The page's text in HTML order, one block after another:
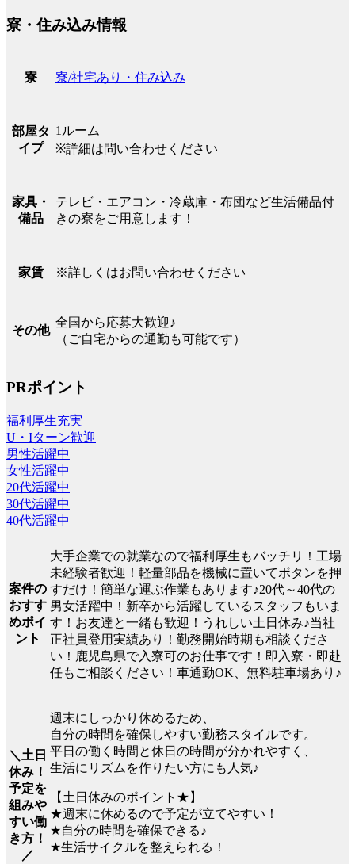
寮・住み込み情報
寮 寮/社宅あり・住み込み
部屋タ
イプ
1ルーム
※詳細は問い合わせください
家具・
備品
テレビ・エアコン・冷蔵庫・布団など生活備品付
きの寮をご用意します！
家賃 ※詳しくはお問い合わせください
その他
全国から応募大歓迎♪
（ご自宅からの通勤も可能です）
PRポイント
福利厚生充実
U・Iターン歓迎
男性活躍中
女性活躍中
20代活躍中
30代活躍中
40代活躍中
案件の
おすす
めポイ
ント
大手企業での就業なので福利厚生もバッチリ！工場
未経験者歓迎！軽量部品を機械に置いてボタンを押
すだけ！簡単な運ぶ作業もあります♪20代～40代の
男女活躍中！新卒から活躍しているスタッフもいま
す！お友達と一緒も歓迎！うれしい土日休み♪当社
正社員登用実績あり！勤務開始時期も相談くださ
い！鹿児島県で入寮可のお仕事です！即入寮・即赴
任もご相談ください！車通勤OK、無料駐車場あり♪
＼土日
休み！
予定を
組みや
すい働
き方！
／
週末にしっかり休めるため、
自分の時間を確保しやすい勤務スタイルです。
平日の働く時間と休日の時間が分かれやすく、
生活にリズムを作りたい方にも人気♪
【土日休みのポイント★】
★週末に休めるので予定が立てやすい！
★自分の時間を確保できる♪
★生活サイクルを整えられる！